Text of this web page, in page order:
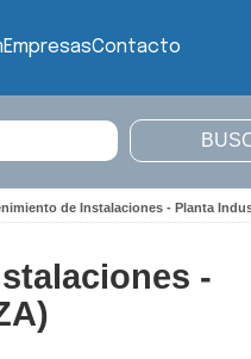
EmpresasContacto
de Instalaciones - Planta
-